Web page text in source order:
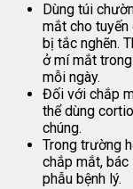
Dùng túi
mắt cho
bị tắc nghẽn.
ở mí mắt
mỗi ngày.
Đối với chắp
thể dùng
chúng.
Trong trường
chắp mắt,
phẫu bệnh lý.